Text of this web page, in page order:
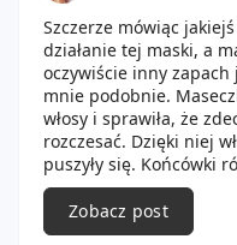
Szczerze mówiąc
działanie tej maski, a
oczywiście inny zapach
mnie podobnie.
włosy i sprawiła, że
rozczesać. Dzięki niej
puszyły się. Końcówki
dnia. Ma bardzo
tak jak w przypadku
więcej.
Zobacz post